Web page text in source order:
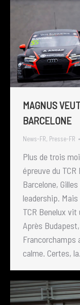
MAGNUS
BARCELONE
News-FR, Presse-FR
Plus de trois
épreuve du
Barcelone,
leadership.
TCR Benelux
Après
Francorchamps
calme. Certes,